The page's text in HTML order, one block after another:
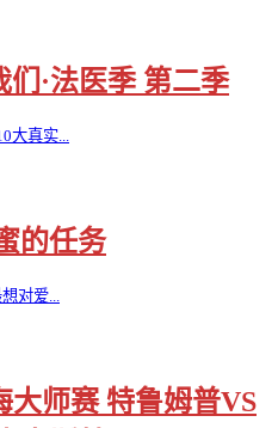
·法医季 第二季
大真实...
的任务
对爱...
大师赛 特鲁姆普VS